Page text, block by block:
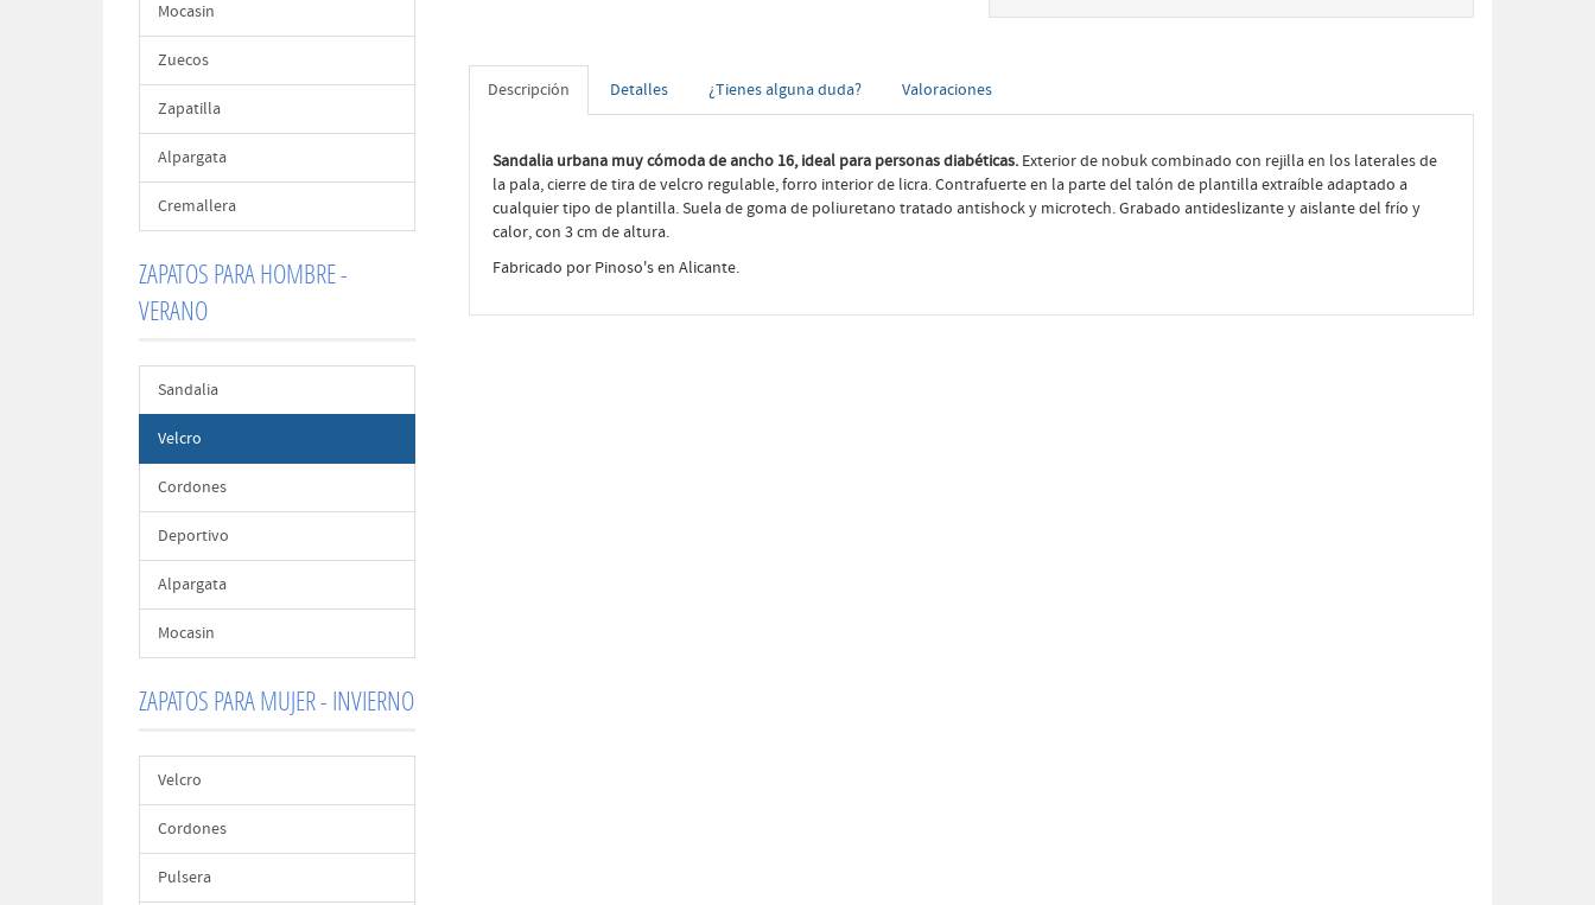
Mocasin
Zuecos
Zapatilla
Alpargata
Cremallera
ZAPATOS PARA HOMBRE -
VERANO
Sandalia
Velcro
Cordones
Deportivo
Alpargata
Mocasin
ZAPATOS PARA MUJER - INVIERNO
Velcro
Cordones
Pulsera
Descripción Detalles ¿Tienes alguna duda? Valoraciones
Sandalia urbana muy cómoda de ancho 16, ideal para personas diabéticas. Exterior de nobuk combinado con rejilla en los laterales de
la pala, cierre de tira de velcro regulable, forro interior de licra. Contrafuerte en la parte del talón de plantilla extraíble adaptado a
cualquier tipo de plantilla. Suela de goma de poliuretano tratado antishock y microtech. Grabado antideslizante y aislante del frío y
calor, con 3 cm de altura.
Fabricado por Pinoso's en Alicante.